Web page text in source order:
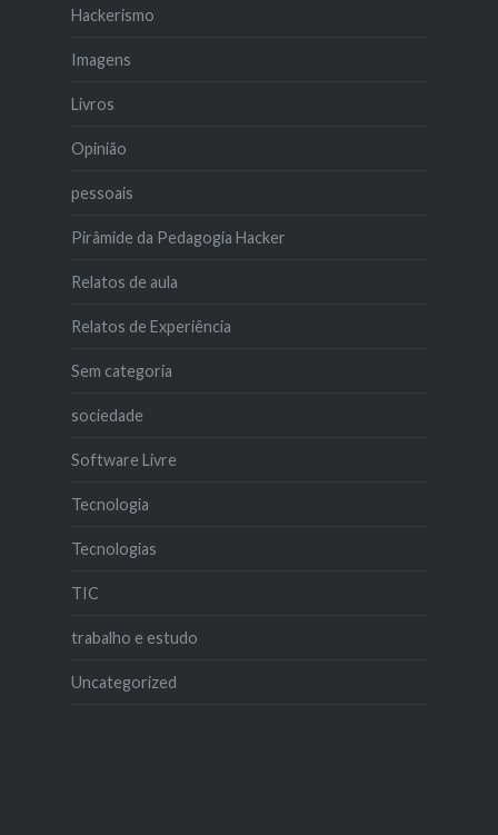
Hackerismo
Imagens
Livros
Opinião
pessoais
Pirâmide da Pedagogia Hacker
Relatos de aula
Relatos de Experiência
Sem categoria
sociedade
Software Livre
Tecnologia
Tecnologias
TIC
trabalho e estudo
Uncategorized